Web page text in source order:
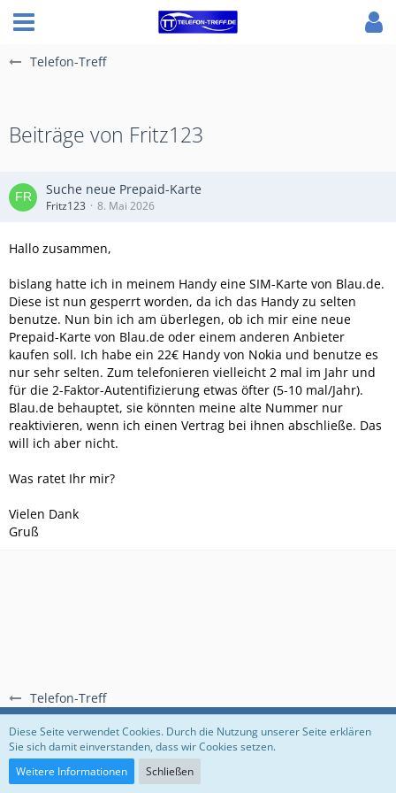
Telefon-Treff
Telefon-Treff
Beiträge von Fritz123
Suche neue Prepaid-Karte
Fritz123 8. Mai 2026
Hallo zusammen,
bislang hatte ich in meinem Handy eine SIM-Karte von Blau.de.
Diese ist nun gesperrt worden, da ich das Handy zu selten
benutze. Nun bin ich am überlegen, ob ich mir eine neue
Prepaid-Karte von Blau.de oder einem anderen Anbieter
kaufen soll. Ich habe ein 22€ Handy von Nokia und benutze es
nur sehr selten. Zum telefonieren vielleicht 2 mal im Jahr und
für die 2-Faktor-Autentifizierung etwas öfter (5-10 mal/Jahr).
Blau.de behauptet, sie könnten meine alte Nummer nur
reaktivieren, wenn ich einen Vertrag bei ihnen abschließe. Das
will ich aber nicht.
Was ratet Ihr mir?
Vielen Dank
Gruß
Regeln Datenschutzerklärung Impressum
Community-Software:
Diese Seite verwendet Cookies. Durch die Nutzung unserer Seite erklären
Sie sich damit einverstanden, dass wir Cookies setzen.
Weitere Informationen
Schließen